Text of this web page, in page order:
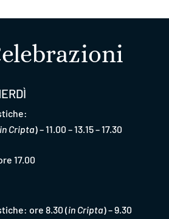
in Cripta) – 11.00 – 13.15 – 17.30
17.00
ore 8.30 (in Cripta) – 9.30